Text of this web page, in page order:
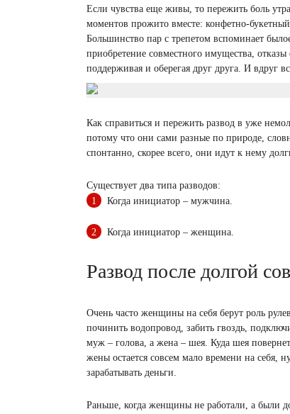
Если чувства еще живы, то пережить боль
моментов прожито вместе: конфетно-
Большинство пар с трепетом вспоминает
приобретение совместного имущества,
поддерживая и оберегая друг друга. И вдруг
Как справиться и пережить развод в уже
потому что они сами разные по природе,
спонтанно, скорее всего, они идут к нему
Существует два типа разводов:
Когда инициатор – мужчина.
Когда инициатор – женщина.
Развод после долгой
Очень часто женщины на себя берут роль
починить водопровод, забить гвоздь,
муж – голова, а жена – шея. Куда шея
жены остается совсем мало времени на себя,
зарабатывать деньги.
Раньше, когда женщины не работали, а были